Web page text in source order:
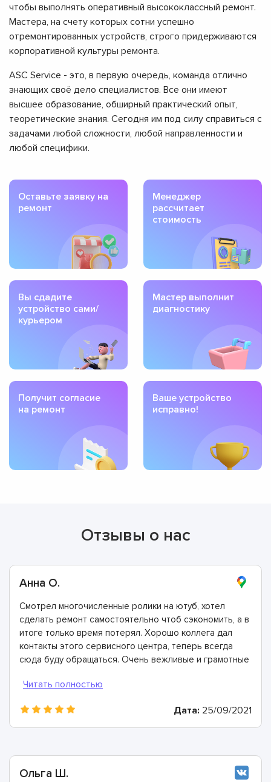
чтобы выполнять оперативный высококлассный ремонт.
Мастера, на счету которых сотни успешно
отремонтированных устройств, строго придерживаются
корпоративной культуры ремонта.
ASC Service - это, в первую очередь, команда отлично
знающих своё дело специалистов. Все они имеют
высшее образование, обширный практический опыт,
теоретические знания. Сегодня им под силу справиться с
задачами любой сложности, любой направленности и
любой специфики.
Оставьте заявку на
ремонт
Менеджер
рассчитает
стоимость
Вы сдадите
устройство сами/
курьером
Мастер выполнит
диагностику
Получит согласие
на ремонт
Ваше устройство
исправно!
Отзывы о нас
Анна О.
Смотрел многочисленные ролики на ютуб, хотел
сделать ремонт самостоятельно чтоб сэкономить, а в
итоге только время потерял. Хорошо коллега дал
контакты этого сервисного центра, теперь всегда
сюда буду обращаться. Очень вежливые и грамотные
гарантию.
Дата: 25/09/2021
Ольга Ш.